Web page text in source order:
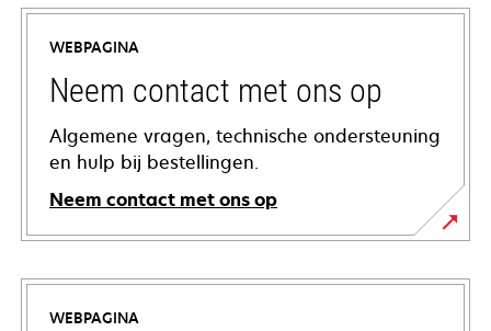
WEBPAGINA
Neem contact met ons op
Algemene vragen, technische ondersteuning
en hulp bij bestellingen.
Neem contact met ons op
WEBPAGINA